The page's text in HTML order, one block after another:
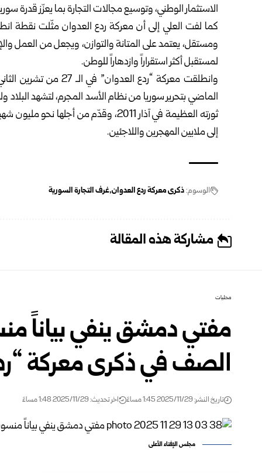
الاستثمار الوطني، وتوسيع مجالات التجارة بما يعزّز قدرة
كما لفت العلي إلى أن معركة ردع العدوان مثّلت نقطة
ومستقل، يعتمد على المتانة والتوازن، ويجعل من العمل
لمستقبل أكثر استقراراً وازدهاراً للوطن.
وانطلقت معركة “ردع
الماضي بتحرير سوريا من نظام الأسد المجرم، لتشهد
ثورته العظيمة في آذار 2011، وقدّم
إلى ملايين المهجرين واللاجئين.
الوسوم:ذكرى معركة ردع العدوان غرف التجارة السورية
مشاركة هذه المقالة
محليات
مفتي دمشق ينفي بياناً
الصف في ذكرى معركة
تاريخ النشر: 2025/11/29 1:45 مساءً اخر تحديث: 2025/11/29 1:48 مساءً
مجلس الإفتاء الأعلى